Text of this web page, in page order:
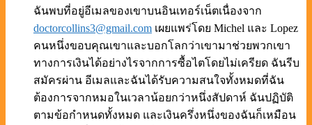
ฉันพบที่อยู่อีเมลของเขาบนอินเทอร์เน็ตเนื่องจาก
doctorcollins3@gmail.com เผยแพร่โดย Michel และ Lopez
คนหนึ่งขอบคุณเขาและบอกโลกว่าเขามาช่วยพวกเขา
ทางการเงินได้อย่างไรจากการซื้อไตโดยไม่เครียด ฉันรีบ
สมัครผ่าน อีเมลและฉันได้รับความสนใจทั้งหมดที่ฉัน
ต้องการจากหมอในเวลาน้อยกว่าหนึ่งสัปดาห์ ฉันปฏิบัติ
ตามข้อกำหนดทั้งหมด และเงินครึ่งหนึ่งของฉันก็เหมือน